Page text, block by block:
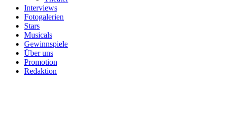
Interviews
Fotogalerien
Stars
Musicals
Gewinnspiele
Über uns
Promotion
Redaktion